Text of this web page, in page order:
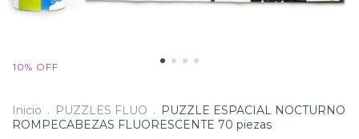
10% OFF
Inicio . PUZZLES FLUO . PUZZLE ESPACIAL NOCTURNO
ROMPECABEZAS FLUORESCENTE 70 piezas